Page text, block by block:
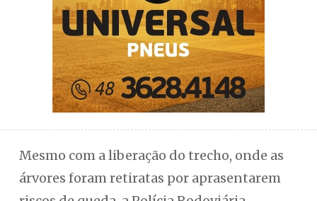
Mesmo com a liberação do trecho, onde as
árvores foram retiratas por aprasentarem